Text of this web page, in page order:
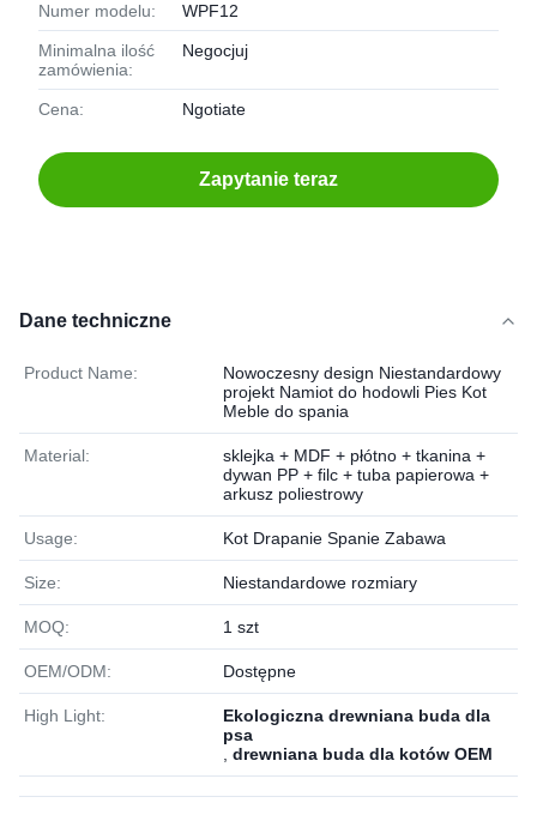
Numer modelu: WPF12
Minimalna ilość
zamówienia:
Negocjuj
Cena: Ngotiate
Zapytanie teraz
Dane techniczne
Product Name:
Nowoczesny design Niestandardowy
projekt Namiot do hodowli Pies Kot
Meble do spania
Material:
sklejka + MDF + płótno + tkanina +
dywan PP + filc + tuba papierowa +
arkusz poliestrowy
Usage: Kot Drapanie Spanie Zabawa
Size: Niestandardowe rozmiary
MOQ: 1 szt
OEM/ODM: Dostępne
High Light:
Ekologiczna drewniana buda dla
psa
drewniana buda dla kotów OEM